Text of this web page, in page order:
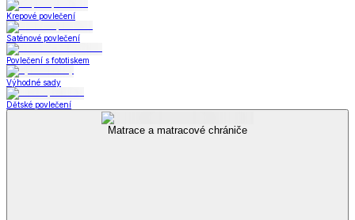
Krepové povlečení
Saténové povlečení
Povlečení s fototiskem
Výhodné sady
Dětské povlečení
Matrace a matracové chrániče